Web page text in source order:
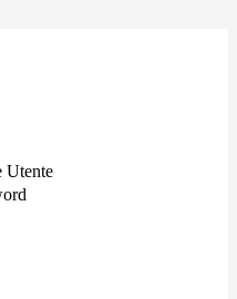
Utente